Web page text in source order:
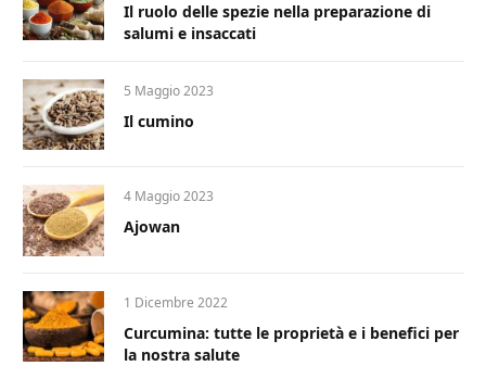
Il ruolo delle spezie nella preparazione di
salumi e insaccati
5 Maggio 2023
Il cumino
4 Maggio 2023
Ajowan
1 Dicembre 2022
Curcumina: tutte le proprietà e i benefici per
la nostra salute